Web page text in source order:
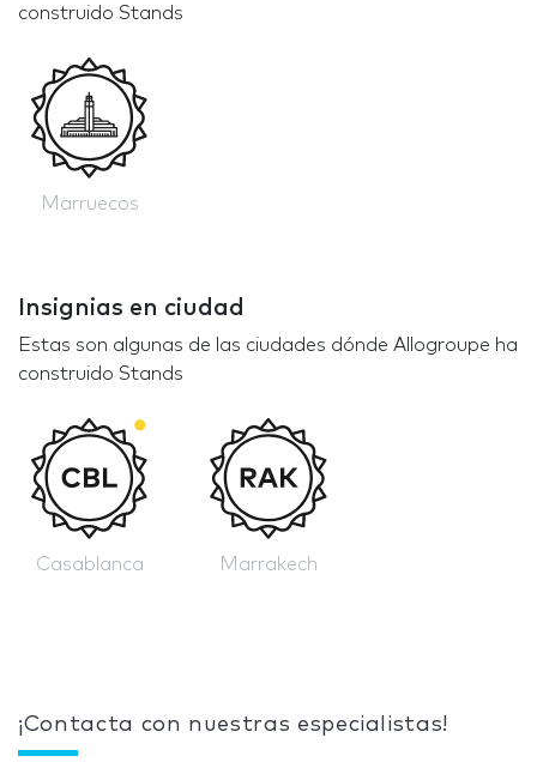
construido Stands
Marruecos
Insignias en ciudad
Estas son algunas de las ciudades dónde Allogroupe ha
construido Stands
Casablanca Marrakech
¡Contacta con nuestras especialistas!